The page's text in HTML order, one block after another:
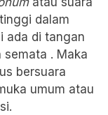
dalam
ada di tangan
. Maka
bersuara
umum atau